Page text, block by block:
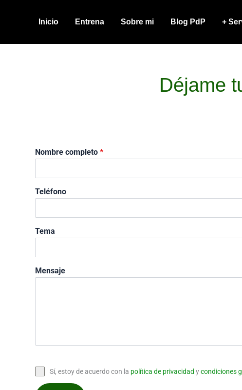
Inicio Entrena Sobre mi Blog PdP +
Déjame
Nombre completo *
Teléfono
Tema
Mensaje
Sí, estoy de acuerdo con la política de privacidad ycondiciones